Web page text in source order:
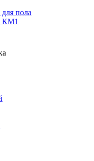
пола
КМ1